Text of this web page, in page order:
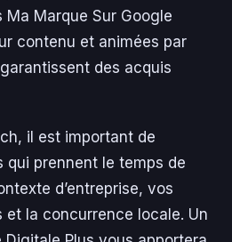
Ma Marque Sur Google
contenu et animées par
des acquis
il est important de
qui prennent le temps de
d’entreprise, vos
la concurrence locale. Un